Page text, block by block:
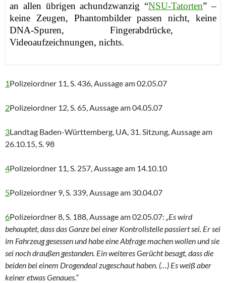
an allen übrigen achundzwanzig “NSU-Tatorten” –
keine Zeugen, Phantombilder passen nicht,keine
DNA-Spuren, Fingerabdrücke,
Videoaufzeichnungen, nichts.
1Polizeiordner 11, S. 436, Aussage am 02.05.07
2Polizeiordner 12, S. 65, Aussage am 04.05.07
3Landtag Baden-Württemberg, UA, 31. Sitzung, Aussage am
26.10.15, S. 98
4Polizeiordner 11, S. 257, Aussage am 14.10.10
5Polizeiordner 9, S. 339, Aussage am 30.04.07
6Polizeiordner 8, S. 188, Aussage am 02.05.07: „Es wird
behauptet, dass das Ganze bei einer Kontrollstelle passiert sei. Er sei
im Fahrzeug gesessen und habe eine Abfrage machen wollen und sie
sei noch draußen gestanden. Ein weiteres Gerücht besagt, dass die
beiden bei einem Drogendeal zugeschaut haben. (…) Es weiß aber
keiner etwas Genaues.“